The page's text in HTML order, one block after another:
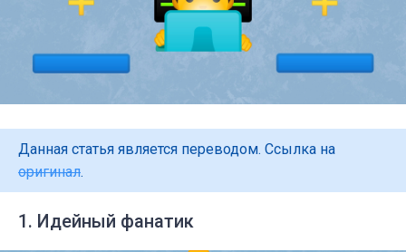
Данная статья является переводом. Ссылка на
оригинал.
1. Идейный фанатик